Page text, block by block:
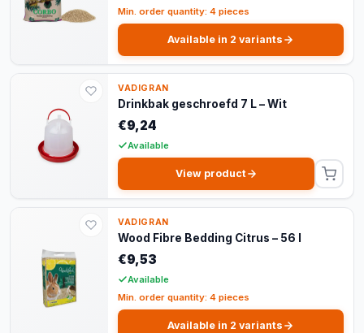
Min. order quantity: 4 pieces
Available in 2 variants
VADIGRAN
Drinkbak geschroefd 7 L – Wit
€9,24
Available
View product
VADIGRAN
Wood Fibre Bedding Citrus – 56 l
€9,53
Available
Min. order quantity: 4 pieces
Available in 2 variants